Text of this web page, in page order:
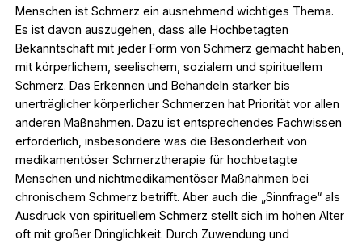
Menschen ist Schmerz ein ausnehmend wichtiges Thema.
Es ist davon auszugehen, dass alle Hochbetagten
Bekanntschaft mit jeder Form von Schmerz gemacht haben,
mit körperlichem, seelischem, sozialem und spirituellem
Schmerz. Das Erkennen und Behandeln starker bis
unerträglicher körperlicher Schmerzen hat Priorität vor allen
anderen Maßnahmen. Dazu ist entsprechendes Fachwissen
erforderlich, insbesondere was die Besonderheit von
medikamentöser Schmerztherapie für hochbetagte
Menschen und nichtmedikamentöser Maßnahmen bei
chronischem Schmerz betrifft. Aber auch die „Sinnfrage“ als
Ausdruck von spirituellem Schmerz stellt sich im hohen Alter
oft mit großer Dringlichkeit. Durch Zuwendung und